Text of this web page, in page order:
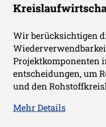
Wir berücksichtigen
Projektkomponenten
entscheidungen, um
und den
Mehr Details